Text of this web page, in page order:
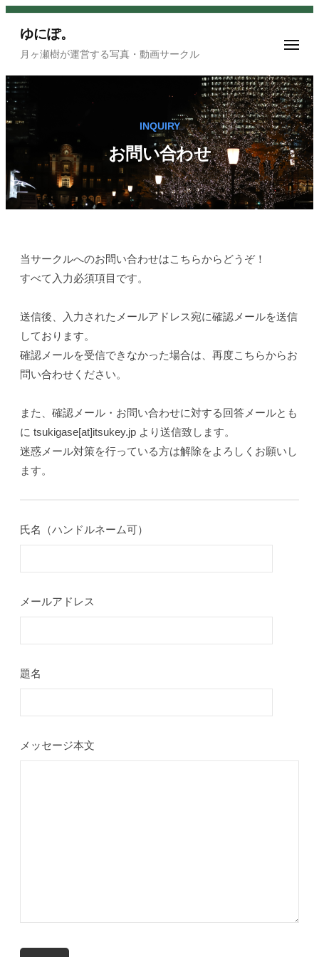
コ
ツ
へ
ッ
プ
ゆにぽ。
月ヶ瀬樹が運営する写真・動画サークル
メ
ー
INQUIRY
お問い合わせ
お
問
い
合
わ
2025-
08-
08
by
樹
理
当サークルへのお問い合わせはこちらからどうぞ！
すべて入力必須項目です。
送信後、入力されたメールアドレス宛に確認メールを送信
しております。
確認メールを受信できなかった場合は、再度こちらからお
問い合わせください。
また、確認メール・お問い合わせに対する回答メールとも
に tsukigase[at]itsukey.jp より送信致します。
迷惑メール対策を行っている方は解除をよろしくお願いし
ます。
氏名（ハンドルネーム可）
メールアドレス
題名
メッセージ本文
ュ
ー